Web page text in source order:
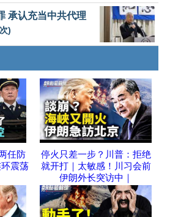
承认充当中共代理
次)
任防
震荡
停火只差一步？川普：拒绝
就开打｜太敏感！川习会前
伊朗外长突访中｜